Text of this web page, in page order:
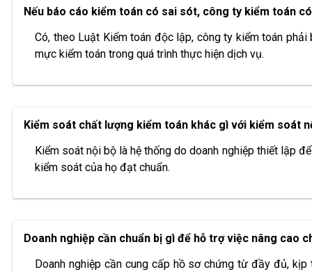
Nếu báo cáo kiểm toán có sai sót, công ty kiểm toán
Có, theo Luật Kiểm toán độc lập, công ty kiểm toán
mực kiểm toán trong quá trình thực hiện dịch vụ.
Kiểm soát chất lượng kiểm toán khác gì với kiểm soát
Kiểm soát nội bộ là hệ thống do doanh nghiệp thiết lập
kiểm soát của họ đạt chuẩn.
Doanh nghiệp cần chuẩn bị gì để hỗ trợ việc nâng cao
Doanh nghiệp cần cung cấp hồ sơ chứng từ đầy đủ,